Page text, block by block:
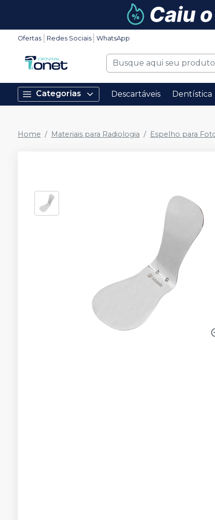
Ofertas Redes Sociais WhatsApp
Categorias Descartáveis Dentística
Home Materiais para Radiologia Espelho para